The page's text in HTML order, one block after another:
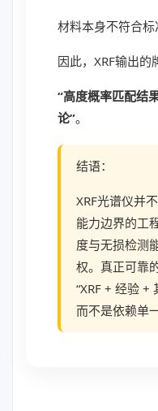
材料本身不符合
因此，XRF输出的
“高度概率匹配结
论”。
结语：
XRF光谱仪并
能力边界的工
度与无损检测
权。真正可靠
“XRF + 经验 +
而不是依赖单